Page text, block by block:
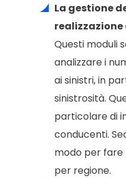
La gestione
realizzazione
Questi moduli
analizzare i
ai sinistri, in
sinistrosità.
particolare di
conducenti.
modo per fare
per regione.